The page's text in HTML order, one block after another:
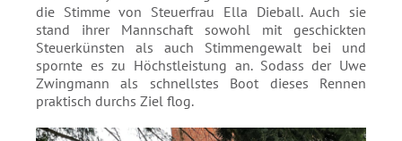
die Stimme von Steuerfrau Ella Dieball. Auch sie
stand ihrer Mannschaft sowohl mit geschickten
Steuerkünsten als auch Stimmengewalt bei und
spornte es zu Höchstleistung an. Sodass der Uwe
Zwingmann als schnellstes Boot dieses Rennen
praktisch durchs Ziel flog.